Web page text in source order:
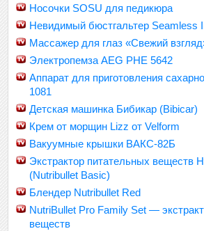
Носочки SOSU для педикюра
Невидимый бюстгальтер Seamless
Массажер для глаз «Свежий
Электропемза AEG PHE 5642
Аппарат для приготовления
1081
Детская машинка Бибикар (Bibicar)
Крем от морщин Lizz от Velform
Вакуумные крышки ВАКС-82Б
Экстрактор питательных веществ
(Nutribullet Basic)
Блендер Nutribullet Red
NutriBullet Pro Family Set —
веществ